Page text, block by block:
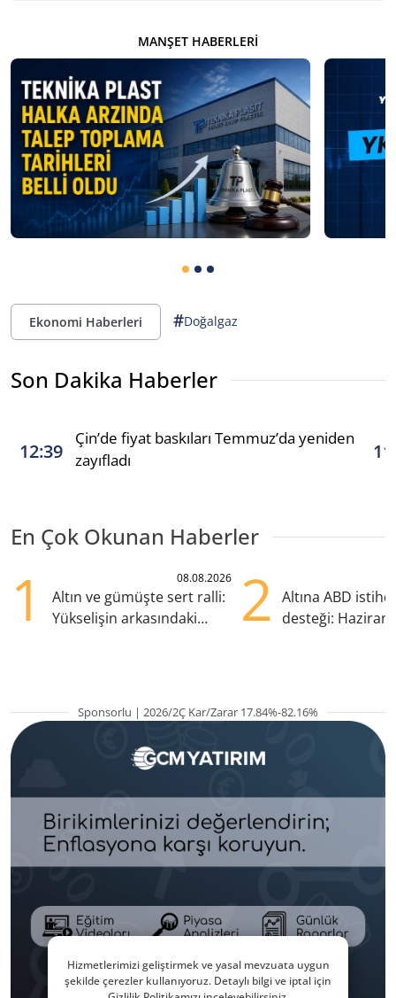
MANŞET HABERLERI
Ekonomi Haberleri #Doğalgaz
Son Dakika Haberler
12:39
Çin’de fiyat baskıları Temmuz’da yeniden
zayıfladı
En Çok Okunan Haberler
1 08.08.2026
Altın ve gümüşte sert ralli:
Yükselişin arkasındaki
2
Altına ABD
desteği:
Sponsorlu | 2026/2Ç Kar/Zarar 17.84%-82.16%
Hizmetlerimizi geliştirmek ve yasal mevzuata uygun
şekilde çerezler kullanıyoruz. Detaylı bilgi ve iptal için